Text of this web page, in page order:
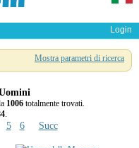
Login
Mostra parametri di ricerca
1006totalmente trovati.
.
5 6 Succ